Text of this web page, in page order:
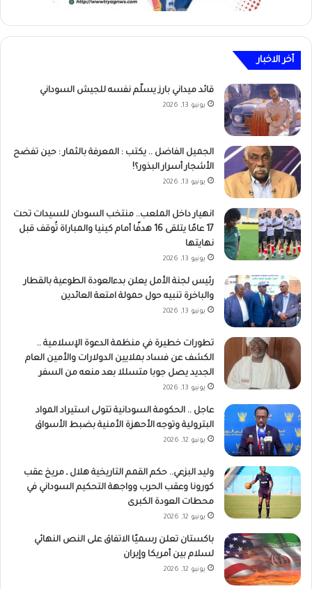
أخر الاخبار
قائد ميداني بارز يسلّم نفسه للجيش السوداني
يونيو 13, 2026
الجميل الفاضل .. يكتب : المعرفة بالثمار : حين تفضح
الأشجار أسرار البذور؟!
يونيو 13, 2026
انهيار داخل الملعب.. منتخب السودان للسيدات تحت
17 عامًا يتلقى 16 هدفًا أمام كينيا والمباراة تُوقف قبل
نهايتها
يونيو 13, 2026
رئيس لجنة الأمل يعلن بدءالعودة الطوعية بالقطار
والباخرة تنبيه حول حمولة امتعة العائدين
يونيو 13, 2026
تطورات خطيرة في منظمة الدعوة الإسلامية ..
الكشف عن فساد بملايين الدولارات والأمين العام
الجديد يصل جوبا متسللا بعد منعه من السفر
يونيو 13, 2026
عاجل .. الحكومة السودانية تتولى استيراد المواد
البترولية وتوجه الأحهزة الأمنية بضبط الأسواق
يونيو 12, 2026
وليد البزعي.. حكم القمم التاريخية هلال ـ مريخ عقب
كورونا وعقب الحرب وواجهة التحكيم السوداني في
محطات العودة الكبرى
يونيو 12, 2026
باكستان تعلن رسميًا الاتفاق على النص النهائي
لسلام بين أمريكا وإيران
يونيو 12, 2026